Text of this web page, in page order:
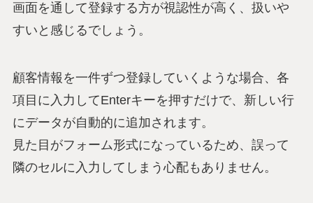
画面を通して登録する方が視認性が高く、扱いや
すいと感じるでしょう。
顧客情報を一件ずつ登録していくような場合、各
項目に入力してEnterキーを押すだけで、新しい行
にデータが自動的に追加されます。
見た目がフォーム形式になっているため、誤って
隣のセルに入力してしまう心配もありません。